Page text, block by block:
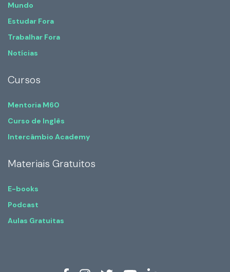
Mundo
Estudar Fora
Trabalhar Fora
Notícias
Cursos
Mentoria M60
Curso de Inglês
Intercâmbio Academy
Materiais Gratuitos
E-books
Podcast
Aulas Gratuitas